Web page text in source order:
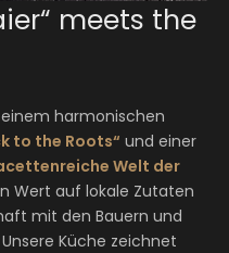
meets the
harmonischen
to the Roots“ und einer
Welt der
Wert auf lokale Zutaten
mit den Bauern und
Küche zeichnet